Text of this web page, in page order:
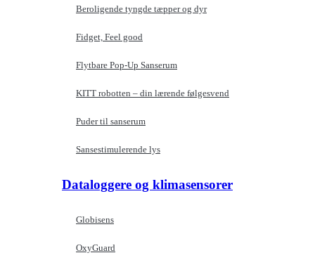
Beroligende tyngde tæpper og dyr
Fidget, Feel good
Flytbare Pop-Up Sanserum
KITT robotten – din lærende følgesvend
Puder til sanserum
Sansestimulerende lys
Dataloggere og klimasensorer
Globisens
OxyGuard